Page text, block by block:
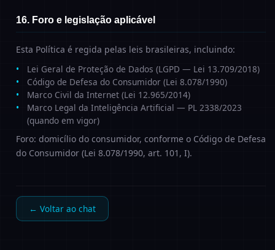
16. Foro e legislação aplicável
Esta Política é regida pelas leis brasileiras, incluindo:
Lei Geral de Proteção de Dados (LGPD — Lei 13.709/2018)
Código de Defesa do Consumidor (Lei 8.078/1990)
Marco Civil da Internet (Lei 12.965/2014)
Marco Legal da Inteligência Artificial — PL 2338/2023
(quando em vigor)
Foro: domicílio do consumidor, conforme o Código de Defesa
do Consumidor (Lei 8.078/1990, art. 101, I).
← Voltar ao chat